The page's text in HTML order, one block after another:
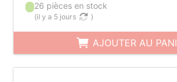
26 pièces en stock
(il y a 5 jours )
AJOUTER AU